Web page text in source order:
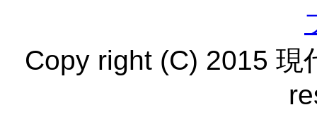
Copy right (C) 2015 現